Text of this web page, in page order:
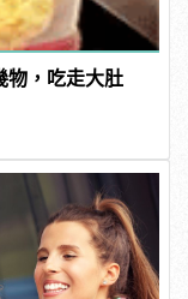
物，吃走大肚